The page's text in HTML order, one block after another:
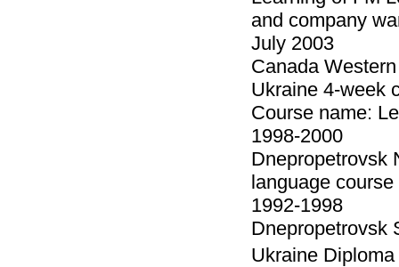
and company
July 2003
Canada
Ukraine 4-week
Course name:
1998-2000
Dnepropetrovsk
language course
1992-1998
Dnepropetrovsk
Ukraine